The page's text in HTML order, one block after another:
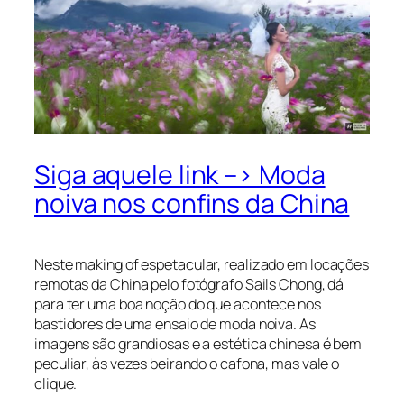
Siga aquele link –> Moda
noiva nos confins da China
Nestemaking ofespetacular, realizado em locações
remotas da China pelo fotógrafo Sails Chong, dá
para ter uma boa noção do que acontece nos
bastidores de uma ensaio de moda noiva. As
imagens são grandiosas e a estética chinesa é bem
peculiar, às vezes beirando o cafona, mas vale o
clique.